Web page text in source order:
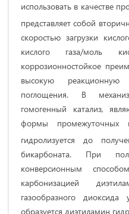
использовать в качестве
представляет собой
скоростью загрузки
кислого газа/моль
коррозионностойкое
высокую
поглощения. В
гомогенный катализ,
формы промежуточных
гидролизуется до
бикарбоната. При
конверсионным
карбонизацией
газообразного
образуется диэтиламин